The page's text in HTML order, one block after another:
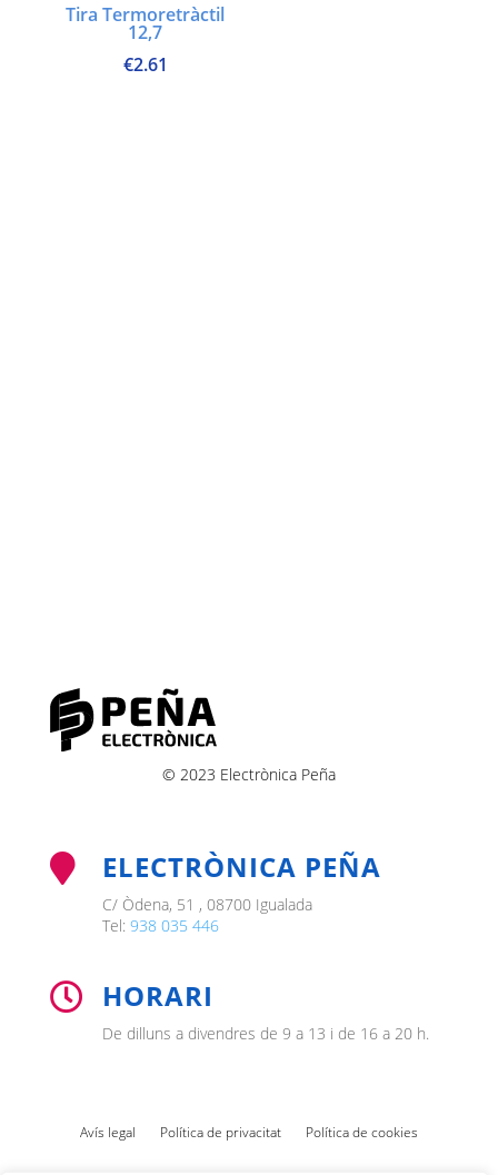
Tira Termoretràctil
12,7
€2.61
© 2023 Electrònica Peña
 ELECTRÒNICA PEÑA
C/ Òdena, 51 , 08700 Igualada
Tel: 938 035 446
 HORARI
De dilluns a divendres de 9 a 13 i de 16 a 20 h.
Avís legal Política de privacitat Política de cookies